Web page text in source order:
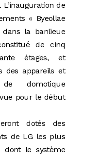
de
« Byeollae
dans la banlieue
de cinq
étages, et
des appareils et
domotique
pour le début
dotés des
de LG les plus
dont le système